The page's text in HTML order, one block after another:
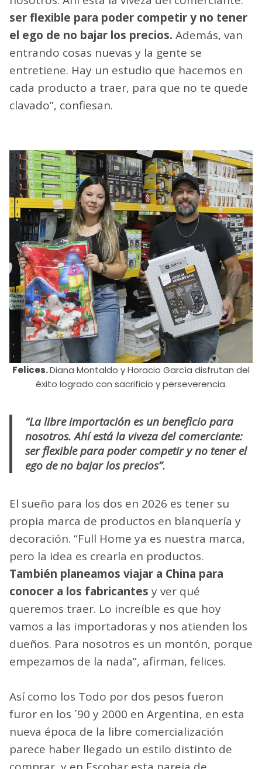
ser flexible para poder competir y no tener
el ego de no bajar los precios. Además, van
entrando cosas nuevas y la gente se
entretiene. Hay un estudio que hacemos en
cada producto a traer, para que no te quede
clavado”, confiesan.
Felices.Diana Montaldo y Horacio García disfrutan del
éxito logrado con sacrificio y perseverencia.
“La libre importación es un beneficio para
nosotros. Ahí está la viveza del comerciante:
ser flexible para poder competir y no tener el
ego de no bajar los precios”.
El sueño para los dos en 2026 es tener su
propia marca de productos en blanquería y
decoración. “Full Home ya es nuestra marca,
pero la idea es crearla en productos.
También planeamos viajar a China para
conocer a los fabricantes y ver qué
queremos traer. Lo increíble es que hoy
vamos a las importadoras y nos atienden los
dueños. Para nosotros es un montón, porque
empezamos de la nada”, afirman, felices.
Así como los Todo por dos pesos fueron
furor en los ´90 y 2000 en Argentina, en esta
nueva época de la libre comercialización
parece haber llegado un estilo distinto de